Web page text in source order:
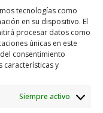
tecnologías como
en su dispositivo. El
procesar datos como
únicas en este
consentimiento
características y
Siempre activo
del sistema empresarial"
a la cofinanciación del POR